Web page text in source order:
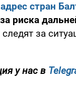
стран
риска
за
у нас в